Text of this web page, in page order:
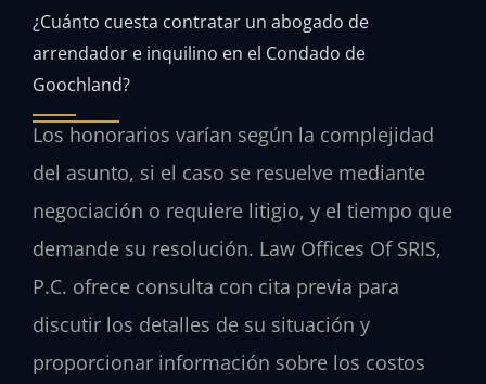
¿Cuánto cuesta contratar un abogado de
arrendador e inquilino en el Condado de
Goochland?
Los honorarios varían según la complejidad
del asunto, si el caso se resuelve mediante
negociación o requiere litigio, y el tiempo que
demande su resolución. Law Offices Of SRIS,
P.C. ofrece consulta con cita previa para
discutir los detalles de su situación y
proporcionar información sobre los costos